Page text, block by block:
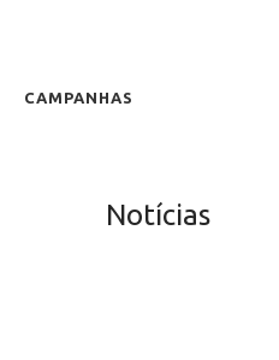
CAMPANHAS
Notícias